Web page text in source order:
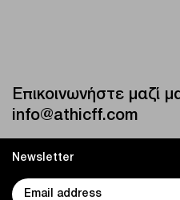
Επικοινωνήστε μαζί
info@athicff.com
Newsletter